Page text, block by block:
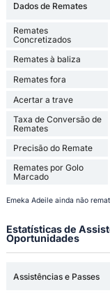
Dados de Remates
Remates
Concretizados
Remates à baliza
Remates fora
Acertar a trave
Taxa de Conversão de
Remates
Precisão do Remate
Remates por Golo
Marcado
Emeka Adeile ainda não
Estatísticas de
Oportunidades
Assistências e Passes